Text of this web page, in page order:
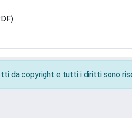
da copyright e tutti i diritti sono